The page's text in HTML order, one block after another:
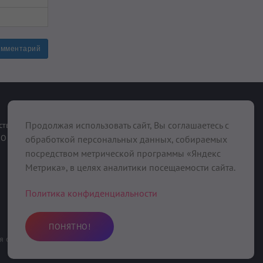
О нас
Вольский район, с. Девичьи Горки, ул. Колхозная, д. 10
Продолжая использовать сайт, Вы соглашаетесь с
обработкой персональных данных, собираемых
посредством метрической программы «Яндекс
Метрика», в целях аналитики посещаемости сайта.
Политика конфиденциальности
ПОНЯТНО!